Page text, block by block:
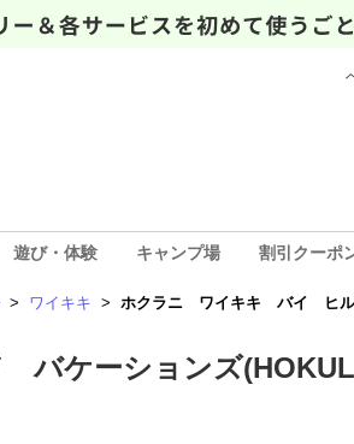
遊び・体験 キャンプ場 割引クーポ
> ワイキキ > ホクラニ ワイキキ バイ ヒ
ケーションズ